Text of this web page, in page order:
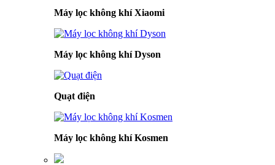
Máy lọc không khí Xiaomi
Máy lọc không khí Dyson
Quạt điện
Máy lọc không khí Kosmen